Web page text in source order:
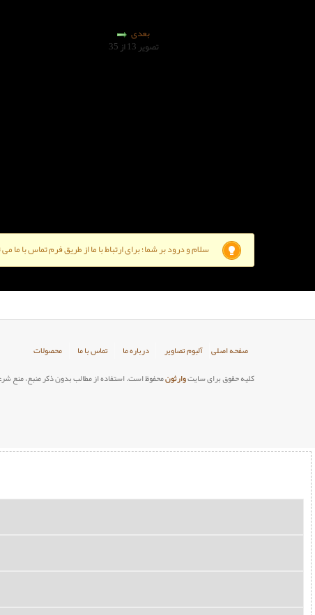
بعدی
تصویر 13 از 35
سلام و درود بر شما؛ برای ارتباط با ما از طریق فرم تماس با ما
صفحه اصلی آلبوم تصاویر درباره ما تماس با ما
محصولات
کلیه حقوق برای سایتوارثونمحفوظ است. استفاده از مطالب بدون ذکر منبع، منع